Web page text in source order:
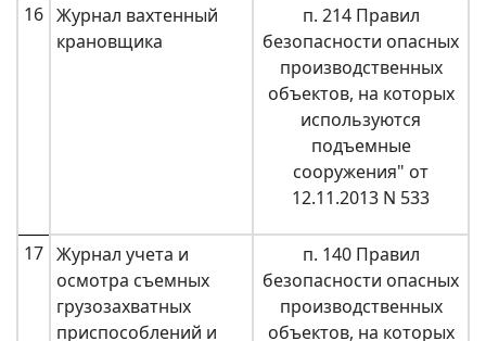
16 Журнал вахтенный
крановщика
п. 214 Правил
безопасности опасных
производственных
объектов, на которых
используются
подъемные
сооружения" от
12.11.2013 N 533
17 Журнал учета и
осмотра съемных
грузозахватных
приспособлений и
п. 140 Правил
безопасности опасных
производственных
объектов, на которых